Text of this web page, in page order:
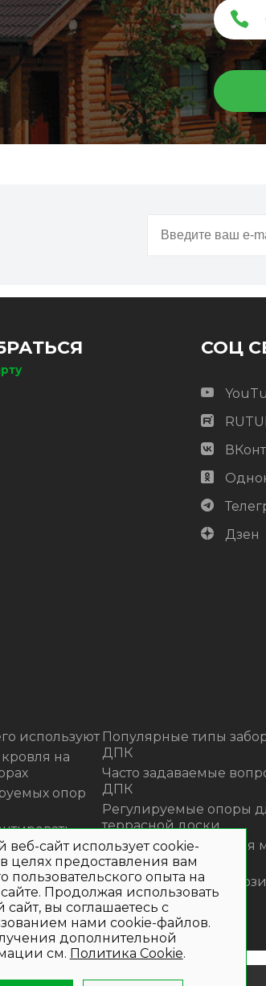
СОЦ
Дзен
используют
на
опор
для
Популярные типы
ДПК
Часто задаваемые
ДПК
Регулируемые опоры
террасной доски
Премиальная садовая
из ротанга Outdoor
Нескользящие
ступени
веб-сайт использует cookie-
целях предоставления вам
пользовательского опыта на
Продолжая использовать
вы соглашаетесь с
нами cookie-файлов.
дополнительной
см. Политика Cookie.